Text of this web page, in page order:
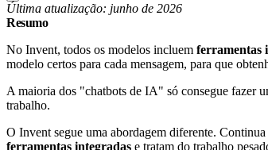
Última atualização: junho de 2026
Resumo
No Invent, todos os modelos incluem ferramentas
modelo certos para cada mensagem, para que
A maioria dos "chatbots de IA" só consegue fazer
trabalho.
O Invent segue uma abordagem diferente.
ferramentas integradas e tratam do trabalho